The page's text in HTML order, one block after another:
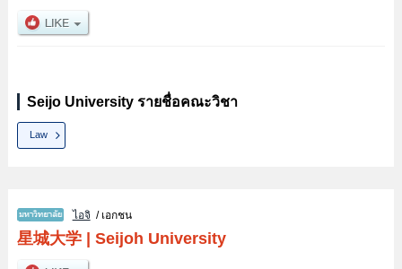
Seijo University รายชื่อคณะวิชา
Law
ไอจิ / เอกชน
星城大学| Seijoh University